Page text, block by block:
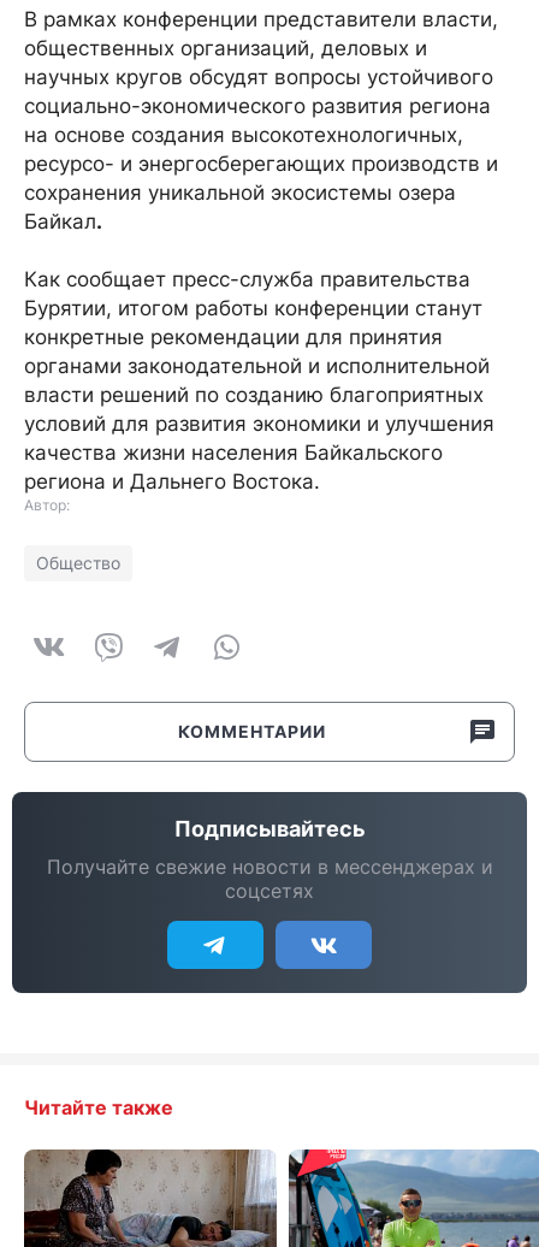
В рамках конференции представители власти,
общественных организаций, деловых и
научных кругов обсудят вопросы устойчивого
социально-экономического развития региона
на основе создания высокотехнологичных,
ресурсо- и энергосберегающих производств и
сохранения уникальной экосистемы озера
Байкал.
Как сообщает пресс-служба правительства
Бурятии, итогом работы конференции станут
конкретные рекомендации для принятия
органами законодательной и исполнительной
власти решений по созданию благоприятных
условий для развития экономики и улучшения
качества жизни населения Байкальского
региона и Дальнего Востока.
Автор:
Общество
КОММЕНТАРИИ
Подписывайтесь
Получайте свежие новости в мессенджерах и
соцсетях
Читайте также